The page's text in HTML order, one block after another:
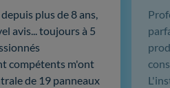
plus de 8 ans,
avis... toujours à 5
compétents m'ont
de 19 panneaux